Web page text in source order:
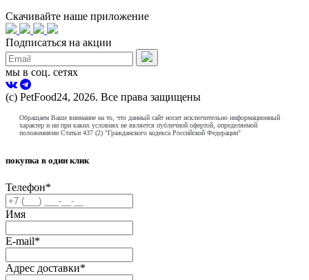
Скачивайте наше приложение
Подписаться на акции
мы в соц. сетях
(с) PetFood24, 2026. Все права защищены
Обращаем Ваше внимание на то, что данный сайт носит исключительно информационный
характер и ни при каких условиях не является публичной офертой, определяемой
положениями Статьи 437 (2) "Гражданского кодекса Российской Федерации"
покупка в один клик
Телефон*
Имя
E-mail*
Адрес доставки*